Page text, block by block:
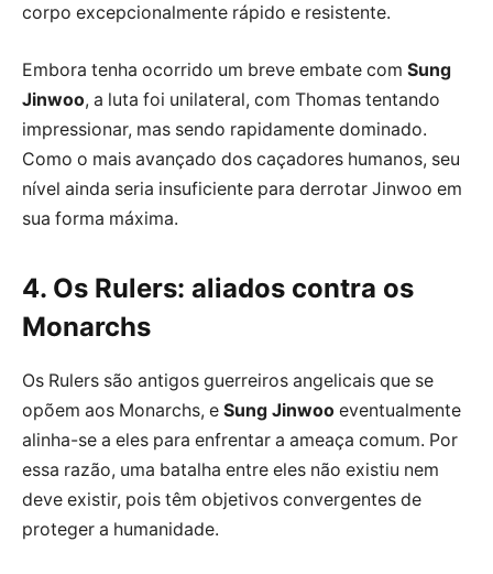
corpo excepcionalmente rápido e resistente.
Embora tenha ocorrido um breve embate com Sung
Jinwoo, a luta foi unilateral, com Thomas tentando
impressionar, mas sendo rapidamente dominado.
Como o mais avançado dos caçadores humanos, seu
nível ainda seria insuficiente para derrotar Jinwoo em
sua forma máxima.
4. Os Rulers: aliados contra os
Monarchs
Os Rulers são antigos guerreiros angelicais que se
opõem aos Monarchs, e Sung Jinwoo eventualmente
alinha-se a eles para enfrentar a ameaça comum. Por
essa razão, uma batalha entre eles não existiu nem
deve existir, pois têm objetivos convergentes de
proteger a humanidade.